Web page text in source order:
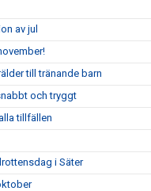
av jul
till tränande barn
och tryggt
tillfällen
i Säter